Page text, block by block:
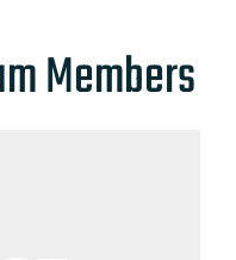
Members